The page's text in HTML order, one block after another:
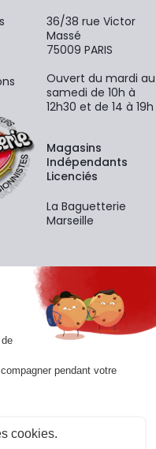
36/38 rue Victor
Massé
75009 PARIS
Ouvert du mardi au
samedi de 10h à
12h30 et de 14 à 19h
Magasins
Indépendants
Licenciés
La Baguetterie
Marseille
acceptez notre